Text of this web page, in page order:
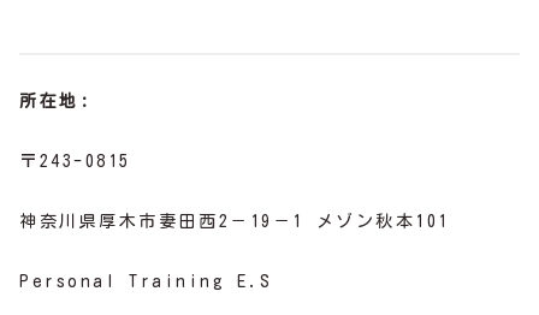
所在地:
〒243-0815
神奈川県厚木市妻田西2－19－1 メゾン秋本101
Personal Training E.S